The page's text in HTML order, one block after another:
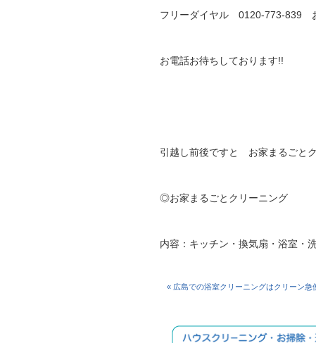
フリーダイヤル 0120-773-839
お電話お待ちしております!!
引越し前後ですと お家まるごと
◎お家まるごとクリーニング
内容：キッチン・換気扇・浴室・
« 広島での浴室クリーニングはクリーン急